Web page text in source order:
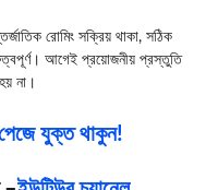
রোমিং সক্রিয় থাকা, সঠিক
গুরুত্বপূর্ণ। আগেই প্রয়োজনীয় প্রস্তুতি
না।
যুক্ত থাকুন!